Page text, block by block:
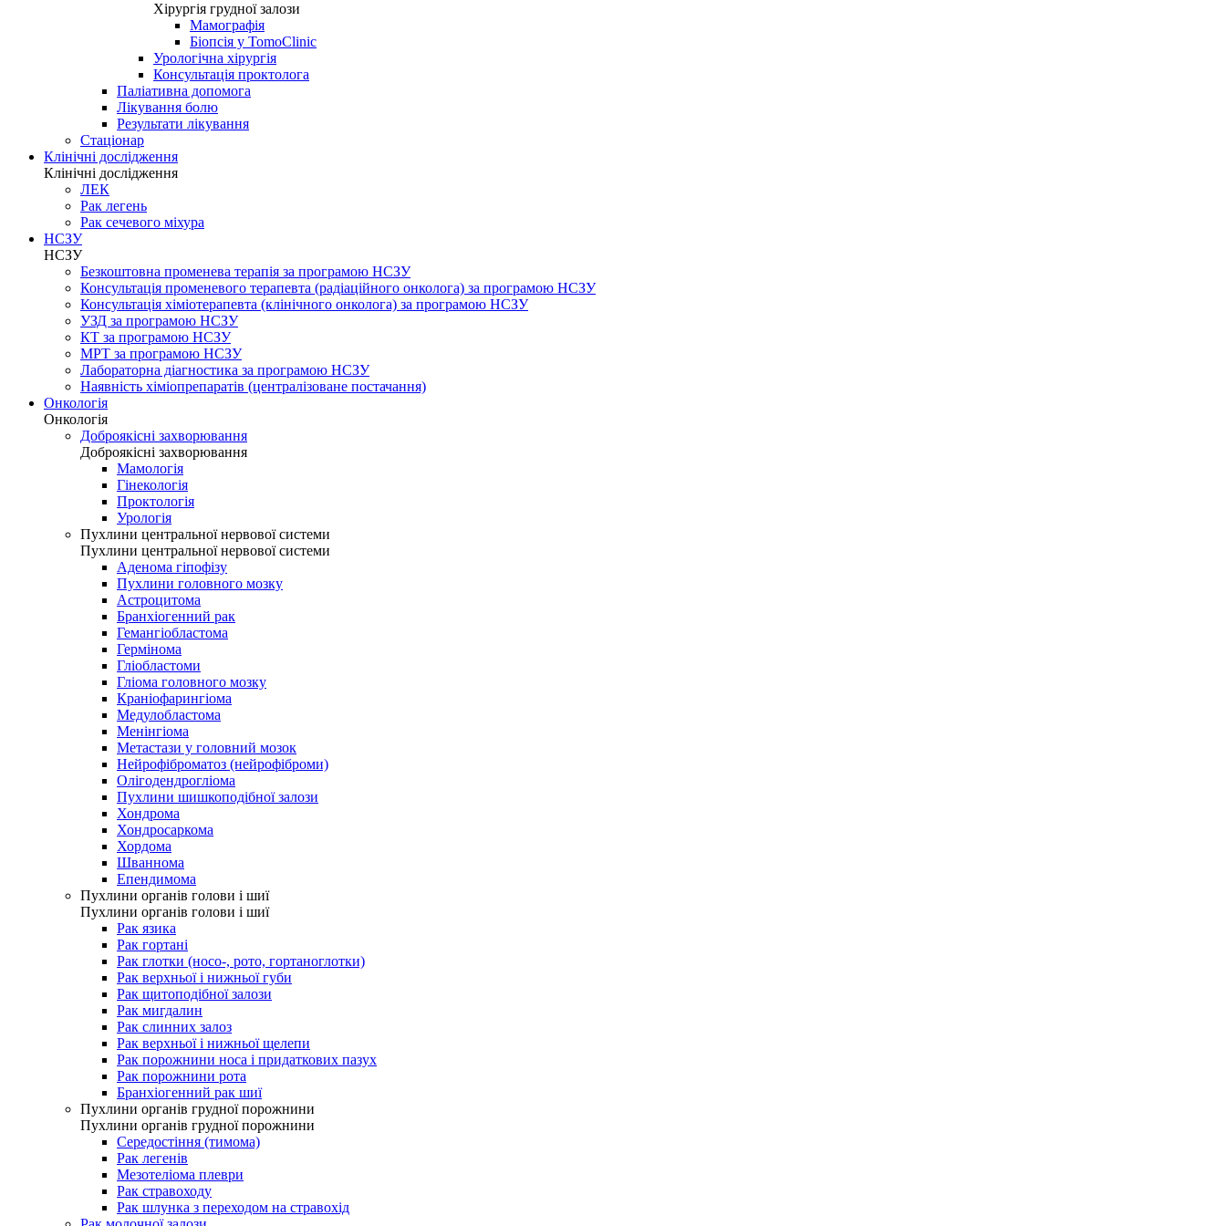
Хірургія грудної залози
Мамографія
Біопсія у TomoClinic
Урологічна хірургія
Консультація проктолога
Паліативна допомога
Лікування болю
Результати лікування
Стаціонар
Клінічні дослідження
Клінічні дослідження
ЛЕК
Рак легень
Рак сечевого міхура
НСЗУ
НСЗУ
Безкоштовна променева терапія за програмою НСЗУ
Консультація променевого терапевта (радіаційного онколога) за програмою НСЗУ
Консультація хіміотерапевта (клінічного онколога) за програмою НСЗУ
УЗД за програмою НСЗУ
КТ за програмою НСЗУ
МРТ за програмою НСЗУ
Лабораторна діагностика за програмою НСЗУ
Наявність хіміопрепаратів (централізоване постачання)
Онкологія
Онкологія
Доброякісні захворювання
Доброякісні захворювання
Мамологія
Гінекологія
Проктологія
Урологія
Пухлини центральної нервової системи
Пухлини центральної нервової системи
Аденома гіпофізу
Пухлини головного мозку
Астроцитома
Бранхіогенний рак
Гемангіобластома
Гермінома
Гліобластоми
Гліома головного мозку
Краніофарингіома
Медулобластома
Менінгіома
Метастази у головний мозок
Нейрофіброматоз (нейрофіброми)
Олігодендрогліома
Пухлини шишкоподібної залози
Хондрома
Хондросаркома
Хордома
Шваннома
Епендимома
Пухлини органів голови і шиї
Пухлини органів голови і шиї
Рак язика
Рак гортані
Рак глотки (носо-, рото, гортаноглотки)
Рак верхньої і нижньої губи
Рак щитоподібної залози
Рак мигдалин
Рак слинних залоз
Рак верхньої і нижньої щелепи
Рак порожнини носа і придаткових пазух
Рак порожнини рота
Бранхіогенний рак шиї
Пухлини органів грудної порожнини
Пухлини органів грудної порожнини
Середостіння (тимома)
Рак легенів
Мезотеліома плеври
Рак стравоходу
Рак шлунка з переходом на стравохід